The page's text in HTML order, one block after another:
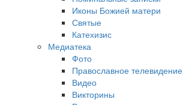
Иконы Божией матери
Святые
Катехизис
Медиатека
Фото
Православное телевидение
Видео
Викторины